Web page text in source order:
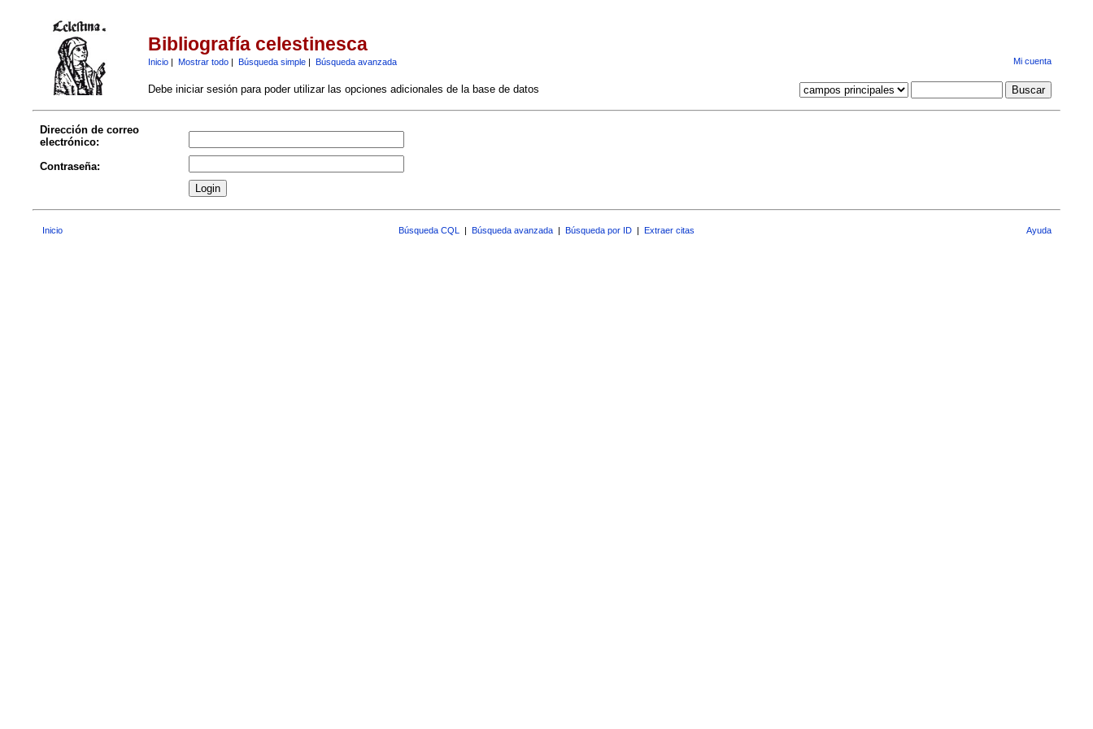
Bibliografía celestinesca
Inicio| Mostrar todo| Búsqueda simple| Búsqueda avanzada Mi cuenta
Debe iniciar sesión para poder utilizar las opciones adicionales de la base de datos
Dirección de correo
electrónico:
Contraseña:
Inicio Búsqueda CQL | Búsqueda avanzada | Búsqueda por ID | Extraer citas Ayuda